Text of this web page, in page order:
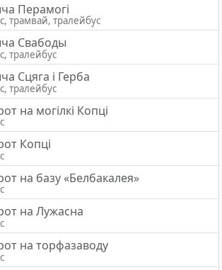
Перамогі
трамвай, тралейбус
Свабоды
тралейбус
Сцяга i Герба
тралейбус
на могілкі Копці
Копці
на базу «Белбакалея»
на Лужасна
на торфазаводу